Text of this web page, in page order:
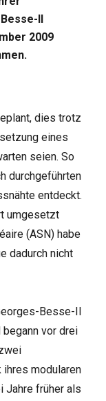
II
2009
dies trotz
eines
seien. So
durchgeführten
entdeckt.
umgesetzt
(ASN) habe
dadurch nicht
Besse-II
vor drei
ihres modularen
Jahre früher als